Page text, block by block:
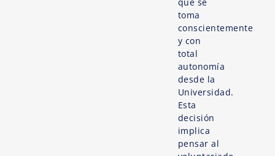
toma
conscientemente
y con
total
autonomía
desde la
Universidad.
Esta
decisión
implica
pensar al